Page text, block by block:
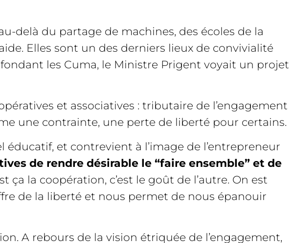
delà du partage de machines, des écoles de la
Elles sont un des derniers lieux de convivialité
les Cuma, le Ministre Prigent voyait un projet
et associatives : tributaire de l’engagement
une contrainte, une perte de liberté pour certains.
et contrevient à l’image de l’entrepreneur
de rendre désirable le “faire ensemble” et de
ça la coopération, c’est le goût de l’autre. On est
de la liberté et nous permet de nous épanouir
A rebours de la vision étriquée de l’engagement,